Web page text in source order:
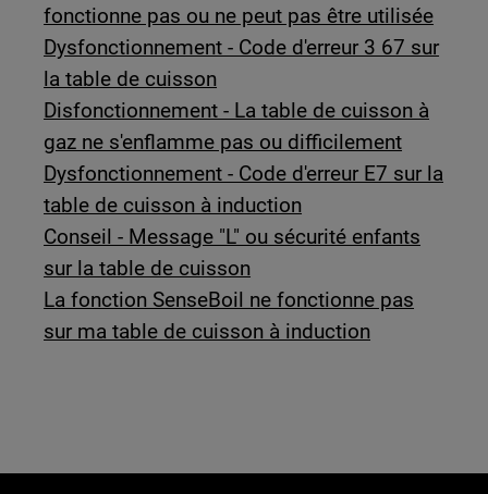
fonctionne pas ou ne peut pas être utilisée
Dysfonctionnement - Code d'erreur 3 67 sur
la table de cuisson
Disfonctionnement - La table de cuisson à
gaz ne s'enflamme pas ou difficilement
Dysfonctionnement - Code d'erreur E7 sur la
table de cuisson à induction
Conseil - Message "L" ou sécurité enfants
sur la table de cuisson
La fonction SenseBoil ne fonctionne pas
sur ma table de cuisson à induction